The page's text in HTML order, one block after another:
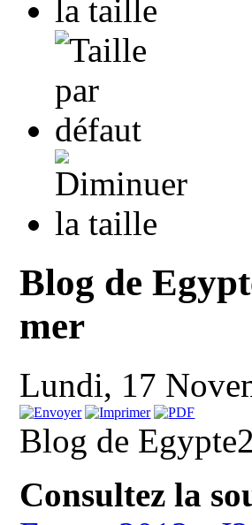
Blog de
mer
Lundi, 17
Blog de
Consultez la